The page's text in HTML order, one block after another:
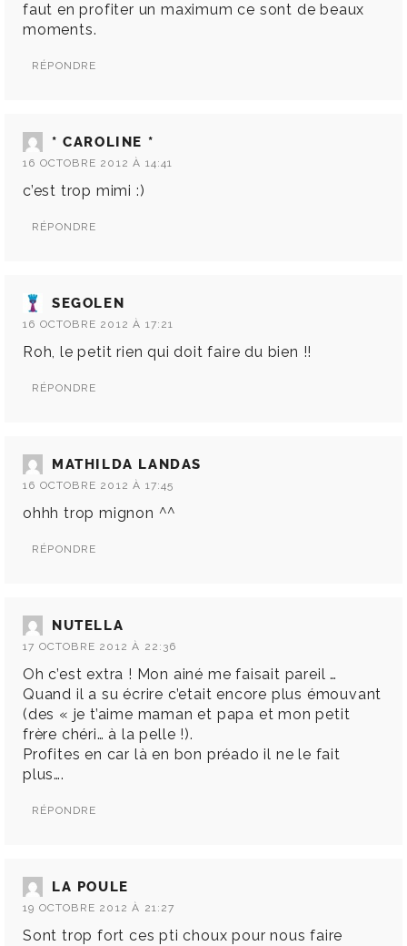
faut en profiter un maximum ce sont de beaux
moments.
RÉPONDRE
* CAROLINE *
16 OCTOBRE 2012 À 14:41
c’est trop mimi :)
RÉPONDRE
SEGOLEN
16 OCTOBRE 2012 À 17:21
Roh, le petit rien qui doit faire du bien !!
RÉPONDRE
MATHILDA LANDAS
16 OCTOBRE 2012 À 17:45
ohhh trop mignon ^^
RÉPONDRE
NUTELLA
17 OCTOBRE 2012 À 22:36
Oh c’est extra ! Mon ainé me faisait pareil …
Quand il a su écrire c’etait encore plus émouvant
(des « je t’aime maman et papa et mon petit
frère chéri… à la pelle !).
Profites en car là en bon préado il ne le fait
plus….
RÉPONDRE
LA POULE
19 OCTOBRE 2012 À 21:27
Sont trop fort ces pti choux pour nous faire